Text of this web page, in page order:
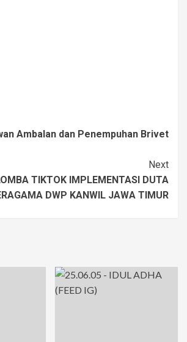
Ambalan dan Penempuhan Brivet
Next
TIKTOK IMPLEMENTASI DUTA
DWP KANWIL JAWA TIMUR